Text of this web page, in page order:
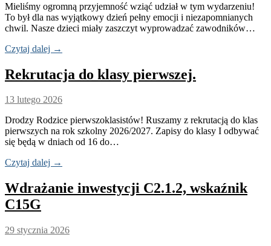
Mieliśmy ogromną przyjemność wziąć udział w tym wydarzeniu!
To był dla nas wyjątkowy dzień pełny emocji i niezapomnianych
chwil. Nasze dzieci miały zaszczyt wyprowadzać zawodników…
Czytaj dalej →
Rekrutacja do klasy pierwszej.
13 lutego 2026
Drodzy Rodzice pierwszoklasistów! Ruszamy z rekrutacją do klas
pierwszych na rok szkolny 2026/2027. Zapisy do klasy I odbywać
się będą w dniach od 16 do…
Czytaj dalej →
Wdrażanie inwestycji C2.1.2, wskaźnik
C15G
29 stycznia 2026